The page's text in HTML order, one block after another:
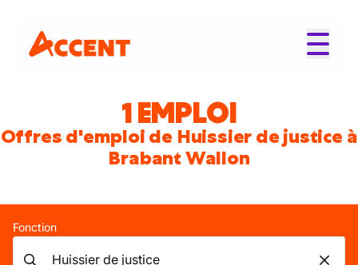
1 EMPLOI
Offres d'emploi de Huissier de justice à
Brabant Wallon
Fonction